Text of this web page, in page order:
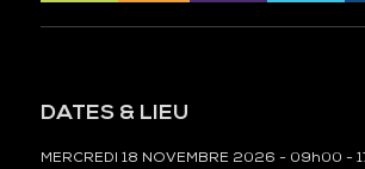
DATES & LIEU
MERCREDI 18 NOVEMBRE 2026 - 09h00 -